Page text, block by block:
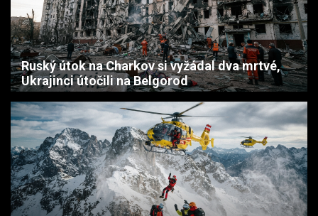
Ruský útok na Charkov si vyžádal dva mrtvé,
Ukrajinci útočili na Belgorod